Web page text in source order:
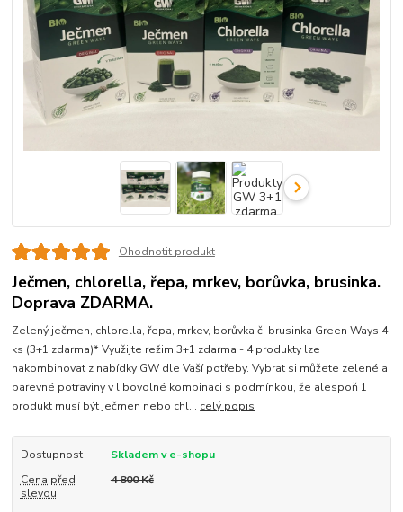
Ohodnotit produkt
Ječmen, chlorella, řepa, mrkev, borůvka, brusinka.
Doprava ZDARMA.
Zelený ječmen, chlorella, řepa, mrkev, borůvka či brusinka Green Ways 4
ks (3+1 zdarma)* Využijte režim 3+1 zdarma - 4 produkty lze
nakombinovat z nabídky GW dle Vaší potřeby. Vybrat si můžete zelené a
barevné potraviny v libovolné kombinaci s podmínkou, že alespoň 1
produkt musí být ječmen nebo chl... celý popis
Dostupnost
Skladem v e-shopu
Cena před
slevou
4 800 Kč